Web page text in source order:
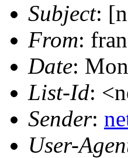
Subject:
From:
Date:
List-Id:
Sender:
User-